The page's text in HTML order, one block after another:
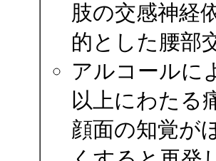
肢の交感神経
的とした腰部
アルコールに
以上にわたる
顔面の知覚が